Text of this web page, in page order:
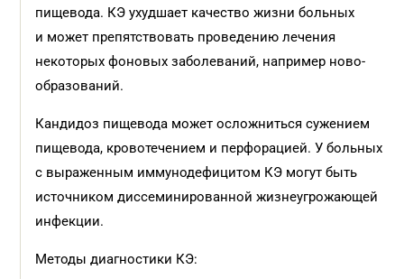
пищевода. КЭ ухудшает качество жизни больных
и может препятствовать проведению лечения
некоторых фоновых заболеваний, например ново­
образований.
Кандидоз пищевода может осложниться сужением
пищевода, кровотечением и перфорацией. У больных
с выраженным иммунодефицитом КЭ могут быть
источником диссеминированной жизнеугрожающей
инфекции.
Методы диагностики КЭ: